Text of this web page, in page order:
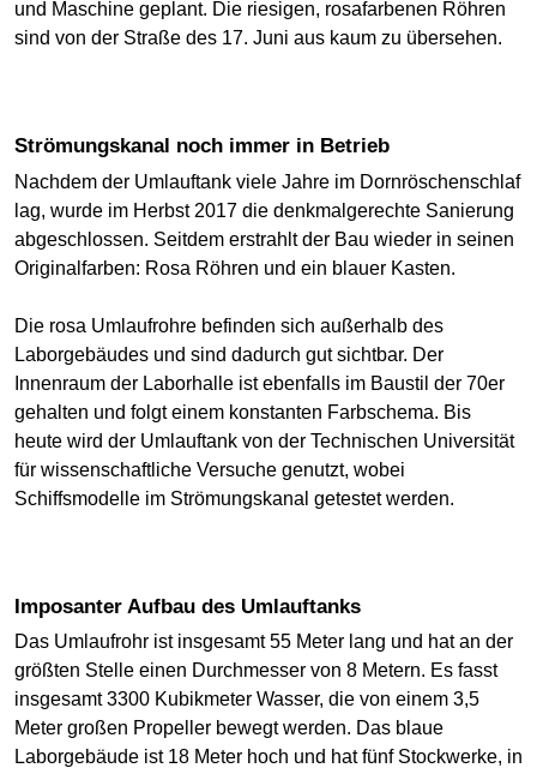
und Maschine geplant. Die riesigen, rosafarbenen Röhren
sind von der Straße des 17. Juni aus kaum zu übersehen.
Strömungskanal noch immer in Betrieb
Nachdem der Umlauftank viele Jahre im Dornröschenschlaf
lag, wurde im Herbst 2017 die denkmalgerechte Sanierung
abgeschlossen. Seitdem erstrahlt der Bau wieder in seinen
Originalfarben: Rosa Röhren und ein blauer Kasten.
Die rosa Umlaufrohre befinden sich außerhalb des
Laborgebäudes und sind dadurch gut sichtbar. Der
Innenraum der Laborhalle ist ebenfalls im Baustil der 70er
gehalten und folgt einem konstanten Farbschema. Bis
heute wird der Umlauftank von der Technischen Universität
für wissenschaftliche Versuche genutzt, wobei
Schiffsmodelle im Strömungskanal getestet werden.
Imposanter Aufbau des Umlauftanks
Das Umlaufrohr ist insgesamt 55 Meter lang und hat an der
größten Stelle einen Durchmesser von 8 Metern. Es fasst
insgesamt 3300 Kubikmeter Wasser, die von einem 3,5
Meter großen Propeller bewegt werden. Das blaue
Laborgebäude ist 18 Meter hoch und hat fünf Stockwerke, in